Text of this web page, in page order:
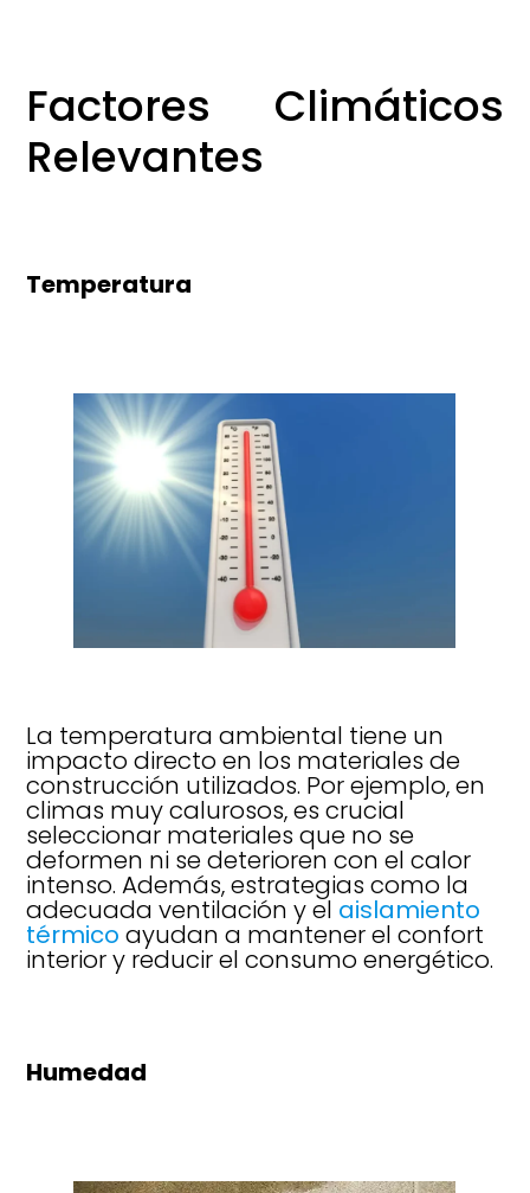
Factores Climáticos
Relevantes
Temperatura
La temperatura ambiental tiene un
impacto directo en los materiales de
construcción utilizados. Por ejemplo, en
climas muy calurosos, es crucial
seleccionar materiales que no se
deformen ni se deterioren con el calor
intenso. Además, estrategias como la
adecuada ventilación y el aislamiento
térmico ayudan a mantener el confort
interior y reducir el consumo energético.
Humedad